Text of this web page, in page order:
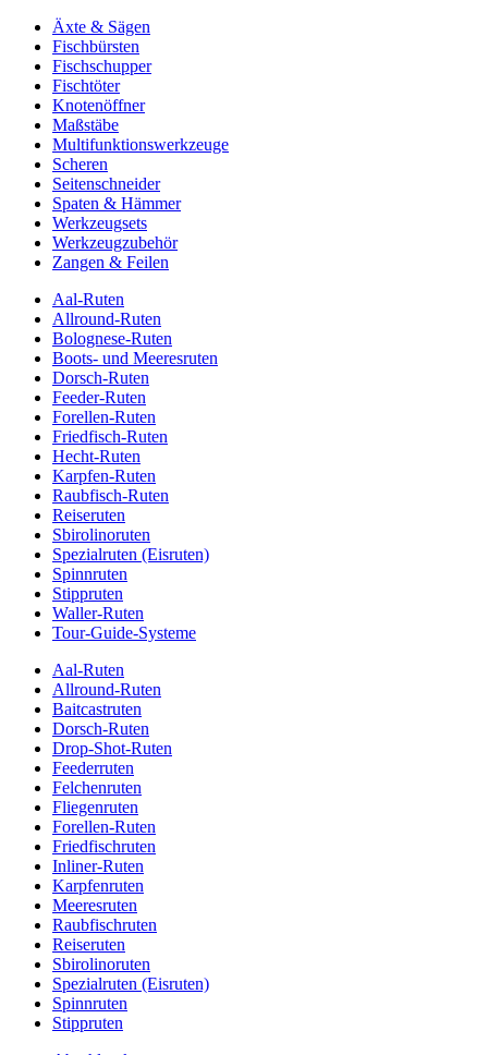
Äxte & Sägen
Fischbürsten
Fischschupper
Fischtöter
Knotenöffner
Maßstäbe
Multifunktionswerkzeuge
Scheren
Seitenschneider
Spaten & Hämmer
Werkzeugsets
Werkzeugzubehör
Zangen & Feilen
Aal-Ruten
Allround-Ruten
Bolognese-Ruten
Boots- und Meeresruten
Dorsch-Ruten
Feeder-Ruten
Forellen-Ruten
Friedfisch-Ruten
Hecht-Ruten
Karpfen-Ruten
Raubfisch-Ruten
Reiseruten
Sbirolinoruten
Spezialruten (Eisruten)
Spinnruten
Stippruten
Waller-Ruten
Tour-Guide-Systeme
Aal-Ruten
Allround-Ruten
Baitcastruten
Dorsch-Ruten
Drop-Shot-Ruten
Feederruten
Felchenruten
Fliegenruten
Forellen-Ruten
Friedfischruten
Inliner-Ruten
Karpfenruten
Meeresruten
Raubfischruten
Reiseruten
Sbirolinoruten
Spezialruten (Eisruten)
Spinnruten
Stippruten